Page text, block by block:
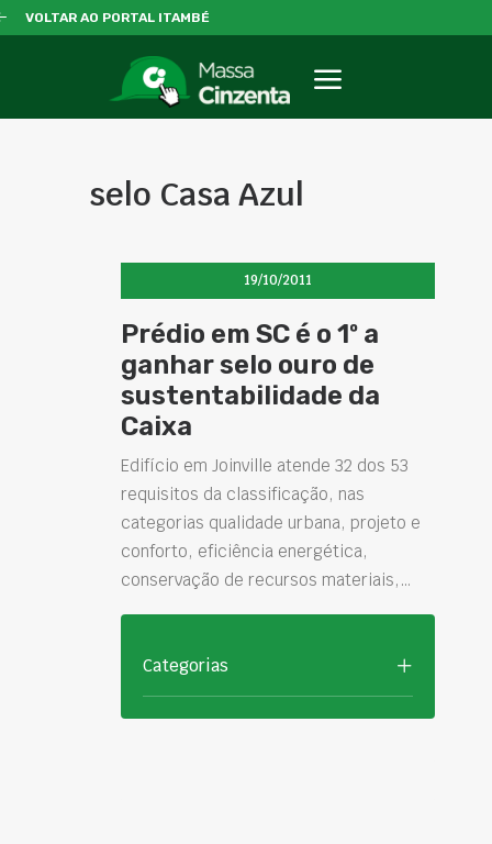
VOLTAR AO PORTAL ITAMBÉ
selo Casa Azul
19/10/2011
Prédio em SC é o 1º a
ganhar selo ouro de
sustentabilidade da
Caixa
Edifício em Joinville atende 32 dos 53
requisitos da classificação, nas
categorias qualidade urbana, projeto e
conforto, eficiência energética,
conservação de recursos materiais,…
Categorias